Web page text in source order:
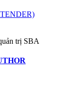
trị SBA